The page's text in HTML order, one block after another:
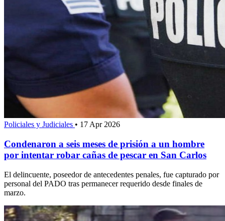
Policiales y Judiciales • 17 Apr 2026
Condenaron a seis meses de prisión a un hombre
por intentar robar cañas de pescar en San Carlos
El delincuente, poseedor de antecedentes penales, fue capturado por
personal del PADO tras permanecer requerido desde finales de
marzo.